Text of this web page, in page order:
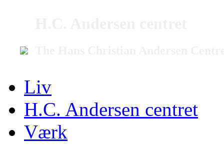
Liv
H.C. Andersen centret
Værk